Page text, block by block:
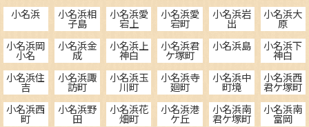
小名浜 小名浜相
子島
小名浜愛
宕上
小名浜愛
宕町
小名浜岩
出
小名浜大
原
小名浜岡
小名
小名浜金
成
小名浜上
神白
小名浜君
ケ塚町
小名浜島 小名浜下
神白
小名浜住
吉
小名浜諏
訪町
小名浜玉
川町
小名浜寺
廻町
小名浜中
町境
小名浜西
君ケ塚町
小名浜西
町
小名浜野
田
小名浜花
畑町
小名浜港
ケ丘
小名浜南
君ケ塚町
小名浜南
富岡